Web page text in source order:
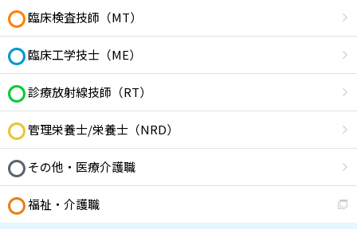
臨床検査技師（MT）
臨床工学技士（ME）
診療放射線技師（RT）
管理栄養士/栄養士（NRD）
その他・医療介護職
福祉・介護職